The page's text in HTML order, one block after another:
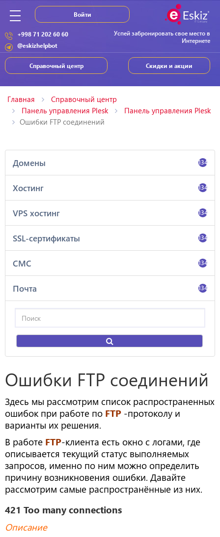
Успей забронировать свое место в
Интернете
+998 71 202 60 60
@eskizhelpbot
Скидки и акции
Справочный центр
Войти
Главная
Справочный центр
Панель управления Plesk
Панель управления Plesk
Ошибки FTP соединений
Домены 134
Хостинг 134
VPS хостинг 134
SSL-сертификаты 134
СМС 134
Почта 134
Ошибки FTP соединений
Здесь мы рассмотрим список распространенных
ошибок при работе по FTP -протоколу и
варианты их решения.
В работе FTP-клиента есть окно с логами, где
описывается текущий статус выполняемых
запросов, именно по ним можно определить
причину возникновения ошибки. Давайте
рассмотрим самые распространённые из них.
421 Too many connections
Описание